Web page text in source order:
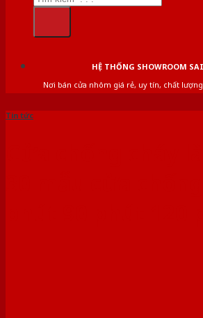
HỆ THỐNG SHOWROOM
Nơi bán cửa nhôm giá rẻ, uy tín, chất
Tin tức